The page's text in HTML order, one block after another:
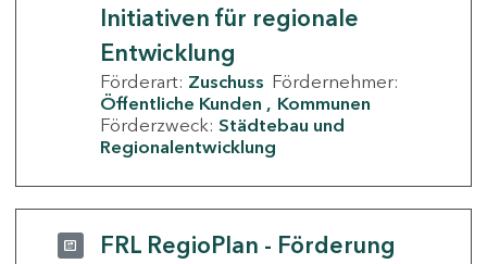
Initiativen für regionale
Entwicklung
Förderart: Zuschuss Fördernehmer:
Öffentliche Kunden
Kommunen
Förderzweck: Städtebau und
Regionalentwicklung
FRL RegioPlan - Förderung